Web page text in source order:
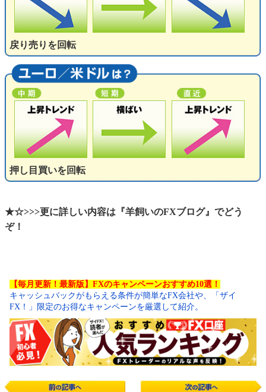
戻り売りを回転
押し目買いを回転
★☆>>>更に詳しい内容は『羊飼いのFXブログ』でどう
ぞ！
【毎月更新！最新版】FXのキャンペーンおすすめ10選！
キャッシュバックがもらえる条件が簡単なFX会社や、「ザイ
FX！」限定のお得なキャンペーンを厳選して紹介。